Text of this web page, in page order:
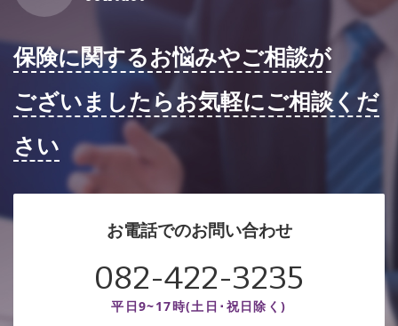
保険に関するお悩みやご相談が
ございましたらお気軽にご相談くだ
さい
お電話でのお問い合わせ
082-422-3235
平日9~17時(土日･祝日除く)